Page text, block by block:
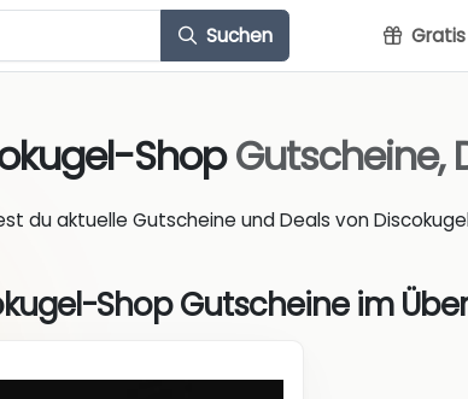
Suchen
ShopGutscheine,
du aktuelle Gutscheine und Deals von
Shop Gutscheine im